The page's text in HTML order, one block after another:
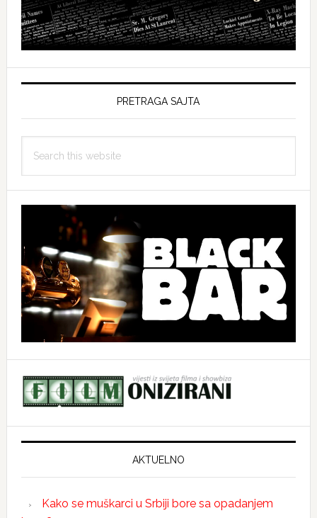
PRETRAGA SAJTA
this
AKTUELNO
Kako se muškarci u Srbiji bore sa opadanjem